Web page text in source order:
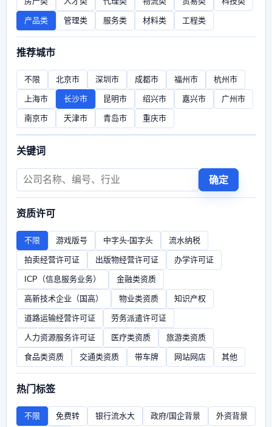
产品类 管理类 服务类 材料类 工程类
推荐城市
不限 北京市 深圳市 成都市 福州市 杭州市
上海市 长沙市 昆明市 绍兴市 嘉兴市 广州市
南京市 天津市 青岛市 重庆市
关键词
确定
资质许可
不限 游戏版号 中字头-国字头 流水纳税
拍卖经营许可证 出版物经营许可证 办学许可证
ICP（信息服务业务） 金融类资质
高新技术企业（国高） 物业类资质 知识产权
道路运输经营许可证 劳务派遣许可证
人力资源服务许可证 医疗类资质 旅游类资质
食品类资质 交通类资质 带车牌 网站网店 其他
热门标签
不限 免费转 银行流水大 政府/国企背景 外资背景